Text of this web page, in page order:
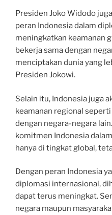
Presiden Joko Widodo
peran Indonesia dalam
meningkatkan keamanan
bekerja sama dengan
menciptakan dunia yang
Presiden Jokowi.
Selain itu, Indonesia juga
keamanan regional
dengan negara-negara
komitmen Indonesia
hanya di tingkat global,
Dengan peran Indonesia
diplomasi internasional,
dapat terus meningkat.
negara maupun